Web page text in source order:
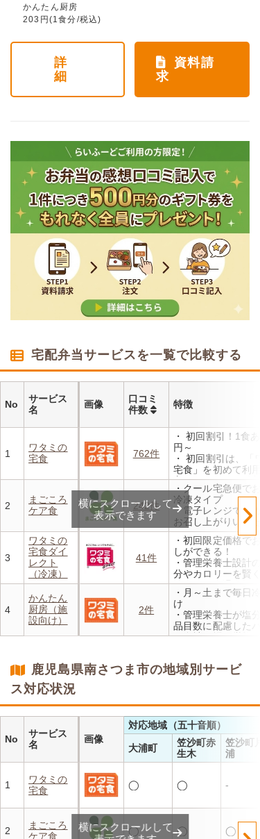
かんたん厨房
203円(1食分/税込)
詳
細
資料請
求
宅配弁当サービスを一覧で比較する
No
サービス
名
画像
口コミ
件数
特徴
1
ワタミの
宅食
762件
・ 初回割引！1食
円～
・ 初回割引は、「
宅食」を初めて利用
方、または6か月以
お休みされている
なります。※「好い
ず」「好い日の御
外
・香り、風味、食
るよう冷蔵でお届け
・日替わりの献立
らご利用可能
2
まごころ
ケア食
242件
・クール宅急便で
冷凍タイプ
・電子レンジで温
お召し上がりいただ
・メニューの組み
理栄養士にお任せ
・定期は通常価格
んと20％OFF！
3
ワタミの
宅食ダイ
レクト
（冷凍）
41件
・初回限定価格で
しができる！
・管理栄養士設計
分やカロリーを賢く
・レンジで温めるだ
使わず安全で片付
・豊富な献立で毎
飽きることなく楽
4
かんたん
厨房（施
設向け）
2件
・月～土まで毎日
け
・管理栄養士が塩
品目数に配慮した
・自社工場で厳格
減を実現！温める
横にスクロールして
表示できます
鹿児島県南さつま市の地域別サービ
ス対応状況
No
サービス
名
画像
対応地域（五十音順）
大浦町
笠沙町赤
生木
笠沙町片
浦
1
ワタミの
宅食
◯ ◯ -
2
まごころ
ケア食
◯ ◯ ◯
横にスクロールして